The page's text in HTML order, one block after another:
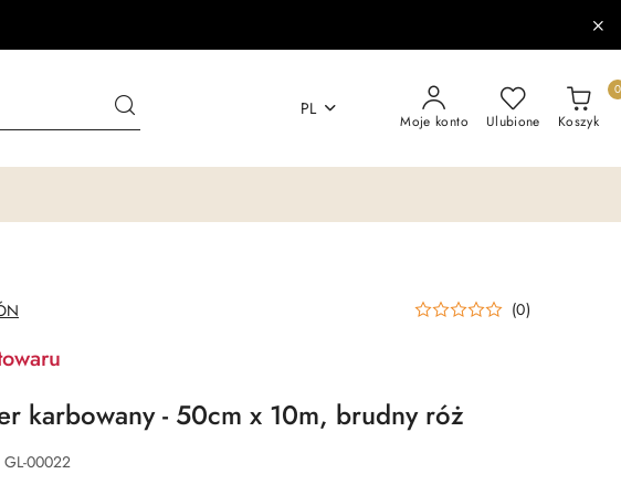
PL
Moje konto Ulubione Koszyk
0
(0)
karbowany - 50cm x 10m, brudny róż
GL-00022